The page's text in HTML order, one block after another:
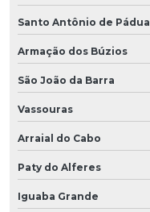
Santo Antônio de Pádua
Armação dos Búzios
São João da Barra
Vassouras
Arraial do Cabo
Paty do Alferes
Iguaba Grande